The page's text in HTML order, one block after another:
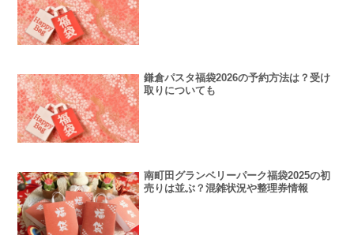
鎌倉パスタ福袋2026の予約方法は？受け
取りについても
南町田グランベリーパーク福袋2025の初
売りは並ぶ？混雑状況や整理券情報